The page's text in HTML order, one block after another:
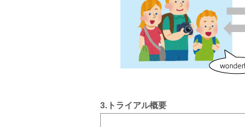
3.トライアル概要